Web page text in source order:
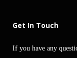
Get In Touch
If you have any